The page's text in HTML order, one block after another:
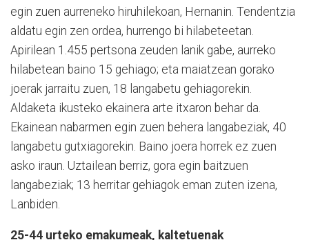
egin zuen aurreneko hiruhilekoan, Hernanin. Tendentzia
al­da­­tu egin zen ordea, hu­rren­go bi hilabeteetan.
Apirilean 1.455 pertsona zeuden lanik gabe, aurreko
hilabetean baino 15 gehiago; eta maiatzean gorako
joerak jarraitu zuen, 18 langabetu gehiagorekin.
Aldaketa ikusteko ekainera arte itxaron behar da.
Ekainean nabarmen egin zuen behera langabeziak, 40
langabetu gutxiagorekin. Baino joera horrek ez zuen
asko iraun. Uztailean berriz, gora egin baitzuen
langabeziak; 13 herritar gehiagok eman zuten izena,
Lanbiden.
25-44 urteko emakumeak, kaltetuenak